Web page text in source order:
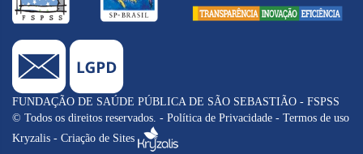
FUNDAÇÃO DE SAÚDE PÚBLICA DE SÃO SEBASTIÃO - FSPSS
© Todos os direitos reservados. - Política de Privacidade - Termos de uso
Kryzalis - Criação de Sites